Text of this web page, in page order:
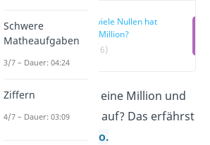
Wie viele Nullen hat
eine Million?
(00:16)
Wie viele Nullen hat eine Million und
wie schreibst du sie auf? Das erfährst
Video.
Schwere
Matheaufgaben
3/7 – Dauer: 04:24
Ziffern
4/7 – Dauer: 03:09